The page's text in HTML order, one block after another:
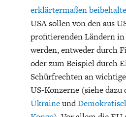
erklärtermaßen
USA sollen von den aus
profitierenden Ländern
werden, entweder durch
oder zum Beispiel durch
Schürfrechten an
US-Konzerne (siehe dazu
Ukraineund